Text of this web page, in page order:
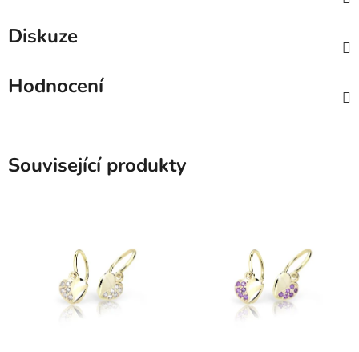
Diskuze
Hodnocení
Související produkty